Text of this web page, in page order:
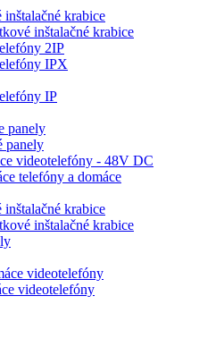
inštalačné krabice
inštalačné krabice
2IP
IPX
IP
panely
panely
videotelefóny - 48V DC
telefóny a domáce
inštalačné krabice
inštalačné krabice
videotelefóny
videotelefóny